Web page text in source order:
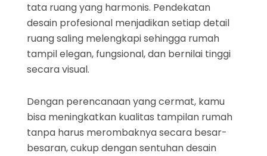
tata ruang yang harmonis. Pendekatan
desain profesional menjadikan setiap detail
ruang saling melengkapi sehingga rumah
tampil elegan, fungsional, dan bernilai tinggi
secara visual.
Dengan perencanaan yang cermat, kamu
bisa meningkatkan kualitas tampilan rumah
tanpa harus merombaknya secara besar-
besaran, cukup dengan sentuhan desain